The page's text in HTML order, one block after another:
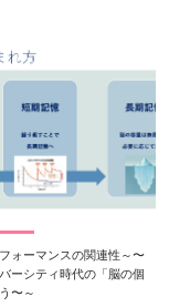
ォーマンスの関連性～〜
ーシティ時代の「脳の個
〜～